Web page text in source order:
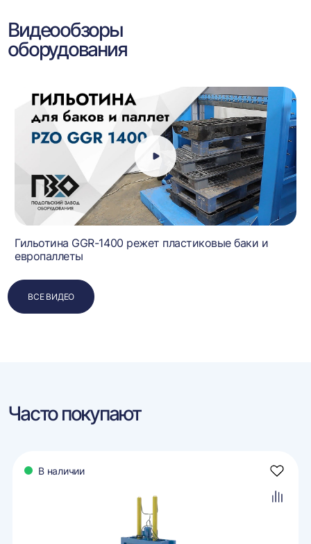
Видеообзоры
оборудования
Гильотина GGR-1400 режет пластиковые баки и
европаллеты
ВСЕ ВИДЕО
Часто покупают
В наличии